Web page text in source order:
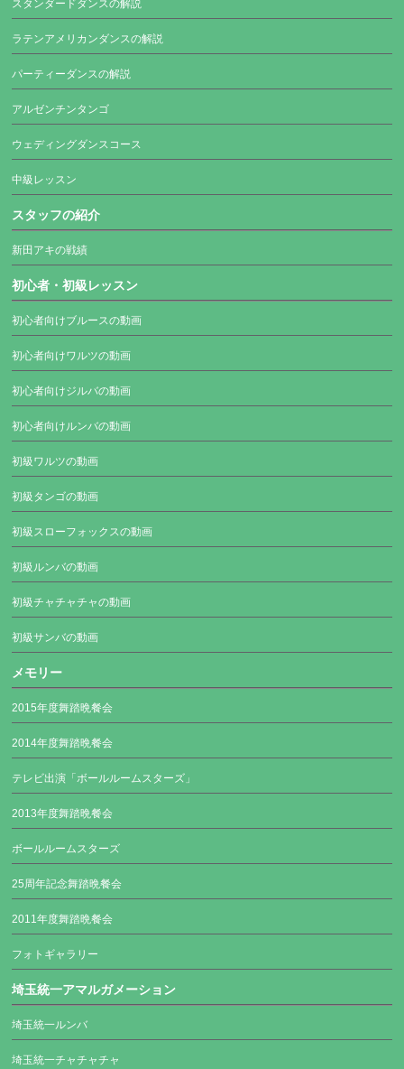
スタンダードダンスの解説
ラテンアメリカンダンスの解説
パーティーダンスの解説
アルゼンチンタンゴ
ウェディングダンスコース
中級レッスン
スタッフの紹介
新田アキの戦績
初心者・初級レッスン
初心者向けブルースの動画
初心者向けワルツの動画
初心者向けジルバの動画
初心者向けルンバの動画
初級ワルツの動画
初級タンゴの動画
初級スローフォックスの動画
初級ルンバの動画
初級チャチャチャの動画
初級サンバの動画
メモリー
2015年度舞踏晩餐会
2014年度舞踏晩餐会
テレビ出演「ボールルームスターズ」
2013年度舞踏晩餐会
ボールルームスターズ
25周年記念舞踏晩餐会
2011年度舞踏晩餐会
フォトギャラリー
埼玉統一アマルガメーション
埼玉統一ルンバ
埼玉統一チャチャチャ